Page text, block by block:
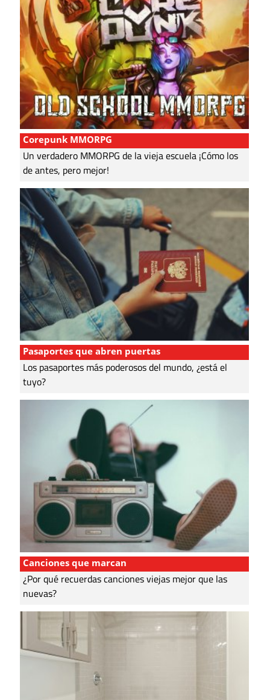
Corepunk MMORPG
Un verdadero MMORPG de la vieja escuela ¡Cómo los
de antes, pero mejor!
Pasaportes que abren puertas
Los pasaportes más poderosos del mundo, ¿está el
tuyo?
Canciones que marcan
¿Por qué recuerdas canciones viejas mejor que las
nuevas?